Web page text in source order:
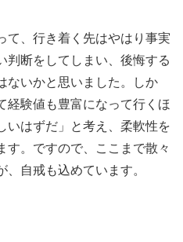
て、行き着く先はやはり事実
判断をしてしまい、後悔する
ないかと思いました。しか
経験値も豊富になって行くほ
いはずだ」と考え、柔軟性を
す。ですので、ここまで散々
自戒も込めています。